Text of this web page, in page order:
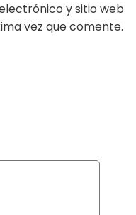
y sitio web
vez que comente.